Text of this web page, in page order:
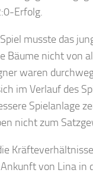
Erfolg.
musste das
Bäume nicht von
waren
im Verlauf des
Spielanlage
nicht zum
von Lina in